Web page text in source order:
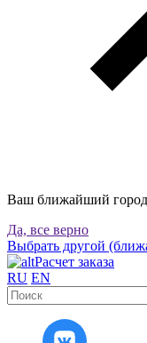
Ваш ближайший
Да, все верно
Выбрать другой
Расчет заказа
RU EN